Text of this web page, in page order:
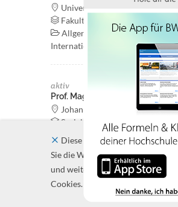
Universität Mannheim
Fakultät für
Allgemeine
Internationales Management
aktiv
Prof. Mag. Dr. Helmut Pernsteiner
Johannes Kepler Universität
Sozial- und
Fakultät, Institut für Betriebliche
Finanzwirtschaft
Betriebliche Finanzwirtschaft
Diese Website verwendet
Sie die Website und ihre
und weiter navigieren,
Cookies.